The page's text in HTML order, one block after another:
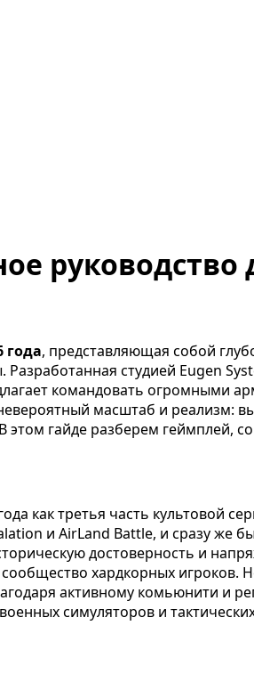
руководство
года, представляющая собой
студией Eugen
командовать огромными
масштаб и реализм:
гайде разберем геймплей,
как третья часть культовой
и AirLand Battle, и сразу же
достоверность и
хардкорных
активному комьюнити и
симуляторов и